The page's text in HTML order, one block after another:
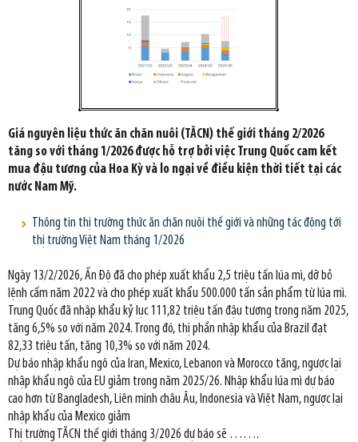
Giá nguyên liệu thức ăn chăn nuôi (TĂCN) thế giới tháng 2/2026
tăng so với tháng 1/2026 được hỗ trợ bởi việc Trung Quốc cam kết
mua đậu tương của Hoa Kỳ và lo ngại về điều kiện thời tiết tại các
nước Nam Mỹ.
Thông tin thị trường thức ăn chăn nuôi thế giới và những tác động tới
thị trường Việt Nam tháng 1/2026
Ngày 13/2/2026, Ấn Độ đã cho phép xuất khẩu 2,5 triệu tấn lúa mì, dỡ bỏ
lệnh cấm năm 2022 và cho phép xuất khẩu 500.000 tấn sản phẩm từ lúa mì.
Trung Quốc đã nhập khẩu kỷ lục 111,82 triệu tấn đậu tương trong năm 2025,
tăng 6,5% so với năm 2024. Trong đó, thị phần nhập khẩu của Brazil đạt
82,33 triệu tấn, tăng 10,3% so với năm 2024.
Dự báo nhập khẩu ngô của Iran, Mexico, Lebanon và Morocco tăng, ngược lại
nhập khẩu ngô của EU giảm trong năm 2025/26. Nhập khẩu lúa mì dự báo
cao hơn từ Bangladesh, Liên minh châu Âu, Indonesia và Việt Nam, ngược lại
nhập khẩu của Mexico giảm
Thị trường TĂCN thế giới tháng 3/2026 dự báo sẽ …….